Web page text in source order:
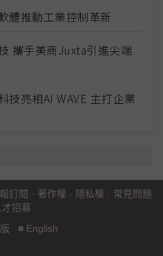
體推動工業控制革新
攜手美商Juxta引進尖端
技亮相AI WAVE 主打企業
訂閱 · 著作權 · 隱私權 · 常見問題
才招募
■ English